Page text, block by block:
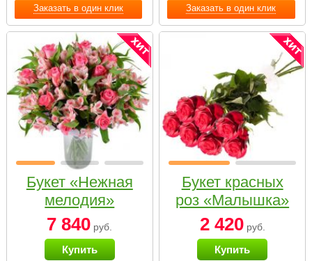
Заказать в один клик Заказать в один клик
Букет «Нежная
мелодия»
7 840 руб.
Купить
Букет красных
роз «Малышка»
2 420руб.
Купить